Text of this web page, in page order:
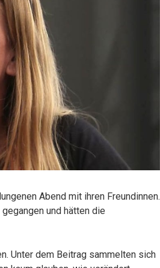
Abend mit ihren Freundinnen.
und hätten die
Unter dem Beitrag sammelten sich